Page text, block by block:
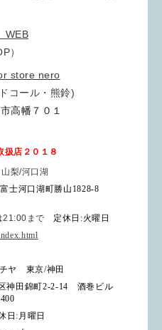
WEB
）
store nero
コール・熊鈴)
高幡７０１
扱店２０１８
山梨/河口湖
士河口湖町勝山1828-8
21:00 まで 定休日 :火曜日
チヤ 東京/神田
神田錦町2-2-14 酒巻ビル
日 : 月曜日